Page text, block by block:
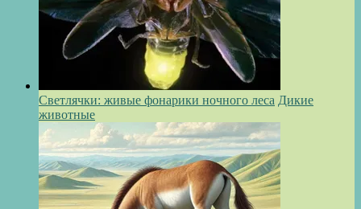
Светлячки: живые фонарики ночного леса Дикие
животные